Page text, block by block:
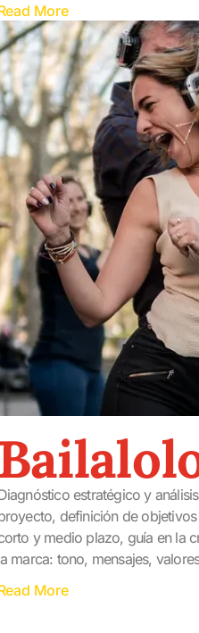
More
estratégico y
definición de
y medio plazo, guía en la
marca: tono, mensajes,
More